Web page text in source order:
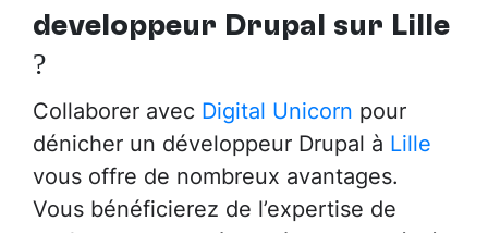
développeur Drupal sur Lille
?
Collaborer avec Digital Unicorn pour
dénicher un développeur Drupal à Lille
vous offre de nombreux avantages.
Vous bénéficierez de l’expertise de